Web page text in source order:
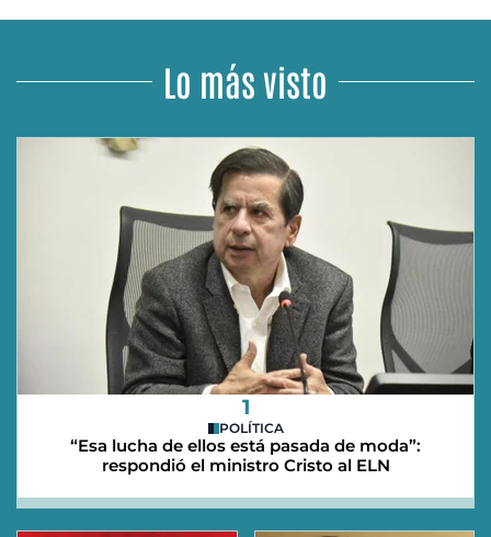
Lo más visto
1
POLÍTICA
“Esa lucha de ellos está pasada de moda”:
respondió el ministro Cristo al ELN